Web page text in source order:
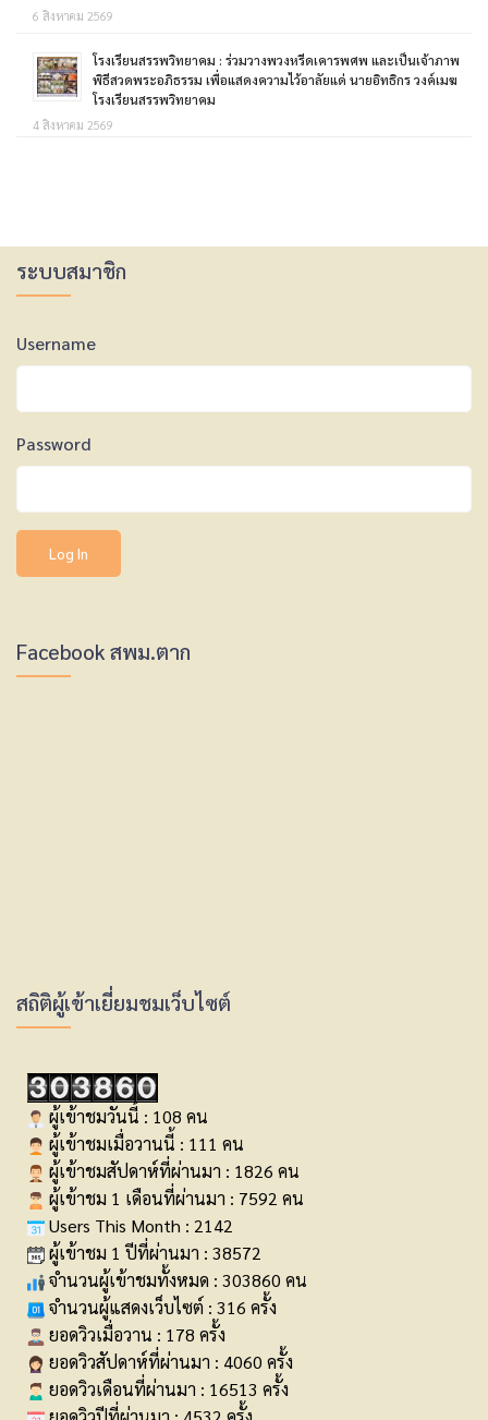
6 สิงหาคม 2569
โรงเรียนสรรพวิทยาคม : ร่วมวางพวงหรีดเคารพศพ และเป็นเจ้าภาพ
พิธีสวดพระอภิธรรม เพื่อแสดงความไว้อาลัยแด่ นายอิทธิกร วงค์เมฆ
โรงเรียนสรรพวิทยาคม
4 สิงหาคม 2569
ระบบสมาชิก
Username
Password
Facebook สพม.ตาก
สถิติผู้เข้าเยี่ยมชมเว็บไซต์
ผู้เข้าชมวันนี้ : 108 คน
ผู้เข้าชมเมื่อวานนี้ : 111 คน
ผู้เข้าชมสัปดาห์ที่ผ่านมา : 1826 คน
ผู้เข้าชม 1 เดือนที่ผ่านมา : 7592 คน
Users This Month : 2142
ผู้เข้าชม 1 ปีที่ผ่านมา : 38572
จำนวนผู้เข้าชมทั้งหมด : 303860 คน
จำนวนผู้แสดงเว็บไซต์ : 316 ครั้ง
ยอดวิวเมื่อวาน : 178 ครั้ง
ยอดวิวสัปดาห์ที่ผ่านมา : 4060 ครั้ง
ยอดวิวเดือนที่ผ่านมา : 16513 ครั้ง